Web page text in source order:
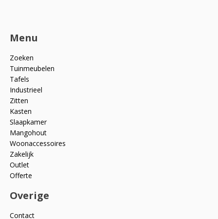
Menu
Zoeken
Tuinmeubelen
Tafels
Industrieel
Zitten
Kasten
Slaapkamer
Mangohout
Woonaccessoires
Zakelijk
Outlet
Offerte
Overige
Contact